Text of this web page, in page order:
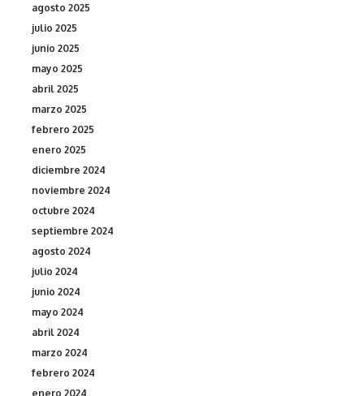
agosto 2025
julio 2025
junio 2025
mayo 2025
abril 2025
marzo 2025
febrero 2025
enero 2025
diciembre 2024
noviembre 2024
octubre 2024
septiembre 2024
agosto 2024
julio 2024
junio 2024
mayo 2024
abril 2024
marzo 2024
febrero 2024
enero 2024